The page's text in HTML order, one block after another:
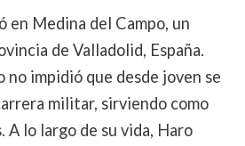
en Medina del Campo, un
de Valladolid, España.
no impidió que desde joven se
militar, sirviendo como
A lo largo de su vida, Haro